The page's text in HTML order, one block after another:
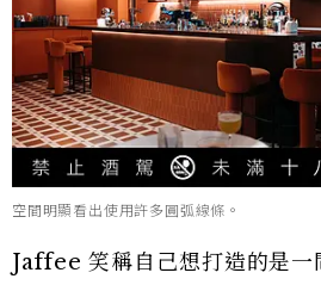
空間明顯看出使用許多圓弧線條。
Jaffee 笑稱自己想打造的是一